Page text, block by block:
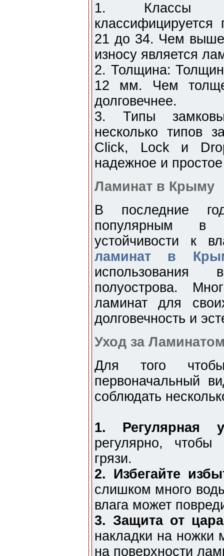
1. Классы
классифицируется
21 до 34. Чем выше
износу является
2. Толщина:
12 мм. Чем
долговечнее.
3. Типы
несколько типов
Click, Lock и
надежное и
Ламинат в Крыму
В последние
популярным в
устойчивости к
ламинат в
использования
полуострова.
ламинат для
долговечность и
Уход за
Для того
первоначальный
соблюдать
1. Регулярная
регулярно,
грязи.
2. Избегайте
слишком много
влага может
3. Защита от
накладки на ножки
на поверхности